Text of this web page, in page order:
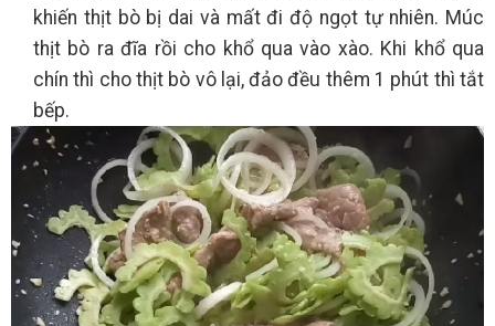
khiến thịt bò bị dai và mất đi độ ngọt tự nhiên. Múc
thịt bò ra đĩa rồi cho khổ qua vào xào. Khi khổ qua
chín thì cho thịt bò vô lại, đảo đều thêm 1 phút thì tắt
bếp.